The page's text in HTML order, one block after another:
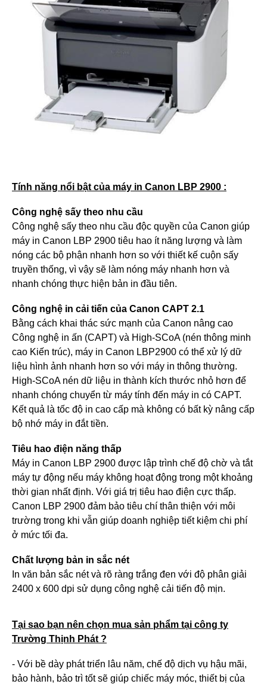
Tính năng nổi bật của máy in Canon LBP 2900 :
Công nghệ sấy theo nhu cầu
Công nghệ sấy theo nhu cầu độc quyền của Canon giúp
máy in Canon LBP 2900 tiêu hao ít năng lượng và làm
nóng các bộ phận nhanh hơn so với thiết kế cuộn sấy
truyền thống, vì vậy sẽ làm nóng máy nhanh hơn và
nhanh chóng thực hiện bản in đầu tiên.
Công nghệ in cải tiến của Canon CAPT 2.1
Bằng cách khai thác sức mạnh của Canon nâng cao
Công nghệ in ấn (CAPT) và High-SCoA (nén thông minh
cao Kiến trúc), máy in Canon LBP2900 có thể xử lý dữ
liệu hình ảnh nhanh hơn so với máy in thông thường.
High-SCoA nén dữ liệu in thành kích thước nhỏ hơn để
nhanh chóng chuyển từ máy tính đến máy in có CAPT.
Kết quả là tốc độ in cao cấp mà không có bất kỳ nâng cấp
bộ nhớ máy in đắt tiền.
Tiêu hao điện năng thấp
Máy in Canon LBP 2900 được lập trình chế độ chờ và tắt
máy tự động nếu máy không hoạt động trong một khoảng
thời gian nhất định. Với giá trị tiêu hao điện cực thấp.
Canon LBP 2900 đảm bảo tiêu chí thân thiện với môi
trường trong khi vẫn giúp doanh nghiệp tiết kiệm chi phí
ở mức tối đa.
Chất lượng bản in sắc nét
In văn bản sắc nét và rõ ràng trắng đen với độ phân giải
2400 x 600 dpi sử dụng công nghệ cải tiến độ mịn.
Tại sao bạn nên chọn mua sản phẩm tại công ty
Trường Thịnh Phát ?
- Với bề dày phát triển lâu năm, chế độ dịch vụ hậu mãi,
bảo hành, bảo trì tốt sẽ giúp chiếc máy móc, thiết bị của